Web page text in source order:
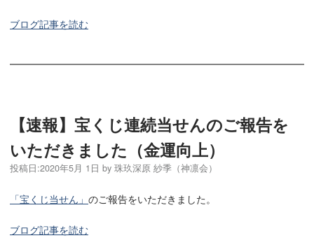
ブログ記事を読む
【速報】宝くじ連続当せんのご報告を
いただきました（金運向上）
投稿日:2020年5月 1日 by 珠玖深原 紗季（神凛会）
「宝くじ当せん」 のご報告をいただきました。
ブログ記事を読む